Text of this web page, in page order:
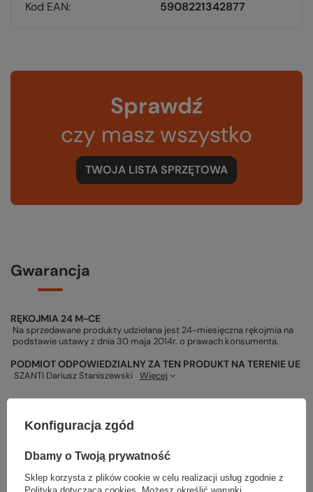
Kod EAN 5908221342877
Sprawdź
czy masz wszystko
TWOJA LISTA SPRZĘTOWA
Gwarancja
RĘKOJMIA 24 M-CE
Na sprzedawane produkty udzielana jest 24-miesięczna rękojmia na
podstawie ustawy z dnia 30 maja 2014r. o prawach konsumenta.
PODMIOT ODPOWIEDZIALNY ZA TEN PRODUKT NA TERENIE UE
SZANTI Dariusz Staniszewski Więcej
Zadaj pytanie a my odpowiemy niezwłocznie, najciekawsze pytania i
odpowiedzi publikując dla innych.
Konfiguracja zgód
Dbamy o Twoją prywatność
Sklep korzysta z plików cookie w celu realizacji usług zgodnie z